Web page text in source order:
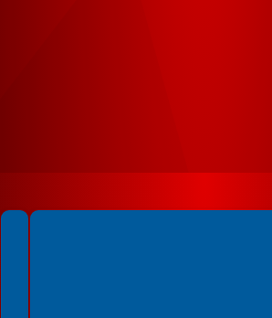
Spełniamy standardy WCAG 2.2
Spełniamy standardy W3C